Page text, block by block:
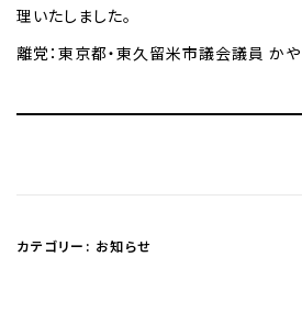
理いたしました。
離党：東京都・東久留米市議会議員 か
カテゴリー: お知らせ